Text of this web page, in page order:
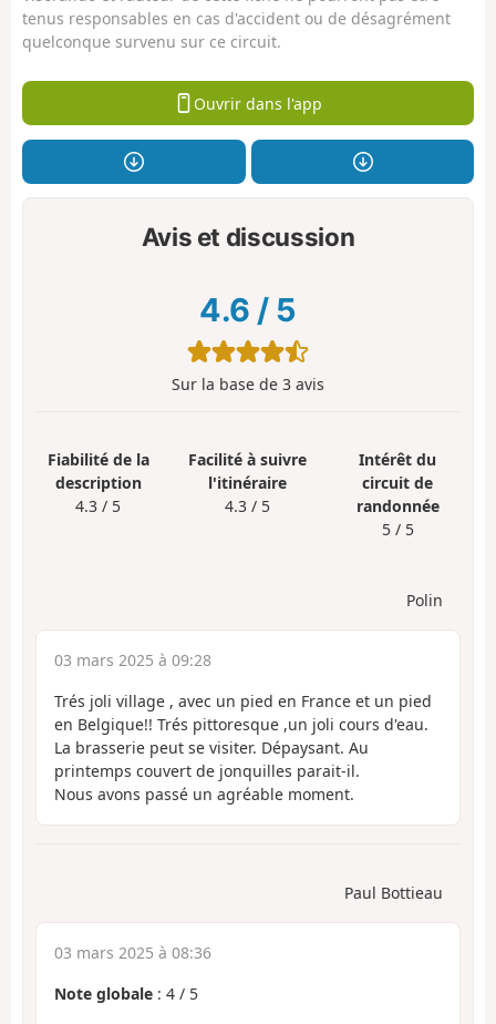
tenus responsables en cas d'accident ou de désagrément
quelconque survenu sur ce circuit.
Ouvrir dans l'app
Avis et discussion
4.6 / 5
Sur la base de 3 avis
Fiabilité de la
description
4.3 / 5
Facilité à suivre
l'itinéraire
4.3 / 5
Intérêt du
circuit de
randonnée
5 / 5
Polin
03 mars 2025 à 09:28
Trés joli village , avec un pied en France et un pied
en Belgique!! Trés pittoresque ,un joli cours d'eau.
La brasserie peut se visiter. Dépaysant. Au
printemps couvert de jonquilles parait-il.
Nous avons passé un agréable moment.
Paul Bottieau
03 mars 2025 à 08:36
Note globale : 4 / 5